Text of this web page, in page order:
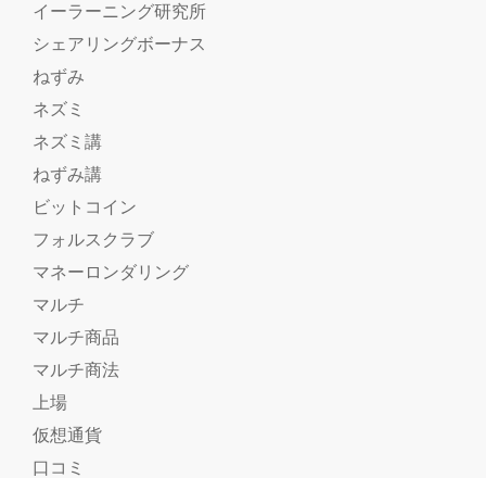
イーラーニング研究所
シェアリングボーナス
ねずみ
ネズミ
ネズミ講
ねずみ講
ビットコイン
フォルスクラブ
マネーロンダリング
マルチ
マルチ商品
マルチ商法
上場
仮想通貨
口コミ